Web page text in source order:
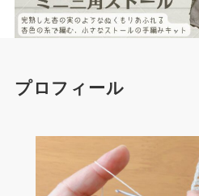
プロフィール